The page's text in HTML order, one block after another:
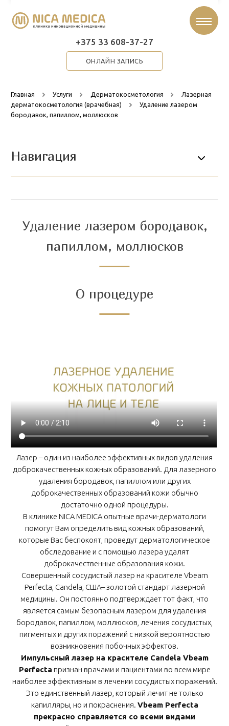
+375 33 608-37-27
ОНЛАЙН ЗАПИСЬ
Главная Услуги Дерматокосметология
Лазерная
дерматокосметология (врачебная)
Удаление лазером
бородавок, папиллом, моллюсков
Навигация
Удаление лазером бородавок,
папиллом, моллюсков
О процедуре
Лазер – один из наиболее эффективных видов удаления
доброкачественных кожных образований. Для лазерного
удаления бородавoк, папиллом или других
доброкачественных образований кожи обычно
достаточно одной процедуры.
В клинике NICA MEDICA опытные врачи-дерматологи
помогут Вам определить вид кожных образований,
которые Вас беспокоят, проведут дерматологическое
обследование и с помощью лазера удалят
доброкачественные образования кожи.
Совершенный сосудистый лазер на красителе Vbeam
Perfecta, Candela, США– золотой стандарт лазерной
медицины. Он постоянно подтверждает тот факт, что
является самым безопасным лазером для удаления
бородавок, папиллом, моллюсков, лечения сосудистых,
пигментых и других поражений с низкой вероятностью
возникновения побочных эффектов.
Импульсный лазер на красителе Candela Vbeam
Perfecta признан врачами и пациентами во всем мире
наиболее эффективным в лечении сосудистых поражений.
Это единственный лазер, который лечит не только
капилляры, но и покраснения. Vbeam Perfecta
прекрасно справляется со всеми видами